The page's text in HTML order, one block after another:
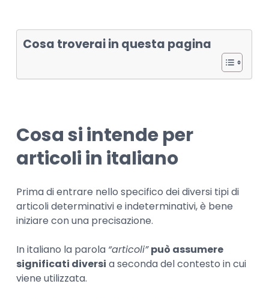
Cosa troverai in questa pagina
Cosa si intende per
articoli in italiano
Prima di entrare nello specifico dei diversi tipi di
articoli determinativi e indeterminativi, è bene
iniziare con una precisazione.
In italiano la parola “articoli” può assumere
significati diversi a seconda del contesto in cui
viene utilizzata.